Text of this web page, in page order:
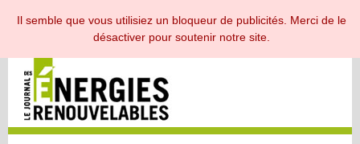
ESPACE ABONNÉ
Il semble que vous utilisiez un bloqueur de publicités. Merci de le
désactiver pour soutenir notre site.